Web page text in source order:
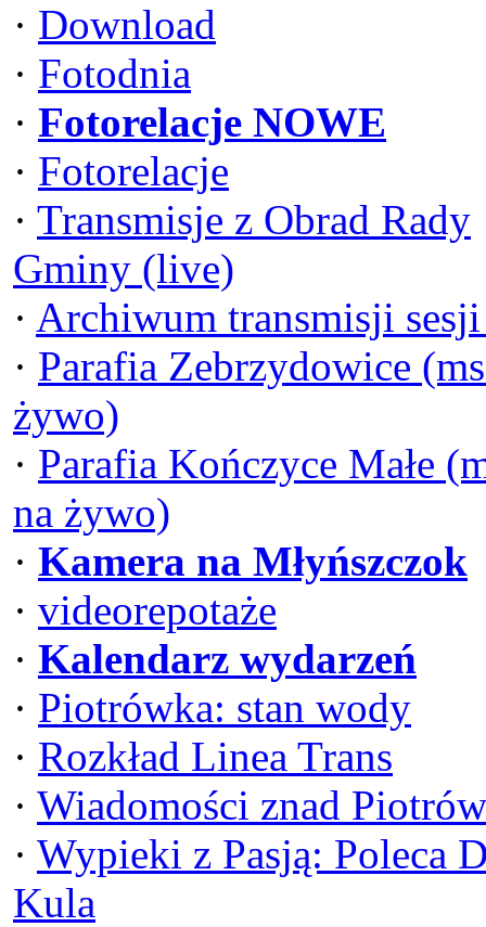
· Download
· Fotodnia
· Fotorelacje NOWE
· Fotorelacje
· Transmisje z Obrad Rady
Gminy (live)
· Archiwum transmisji
· Parafia Zebrzydowice
żywo)
· Parafia Kończyce Małe
na żywo)
· Kamera na Młyńszczok
· videorepotaże
· Kalendarz wydarzeń
· Piotrówka: stan wody
· Rozkład Linea Trans
· Wiadomości znad
· Wypieki z Pasją: Poleca
Kula